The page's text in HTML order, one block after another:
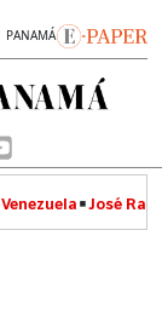
Venezuela José